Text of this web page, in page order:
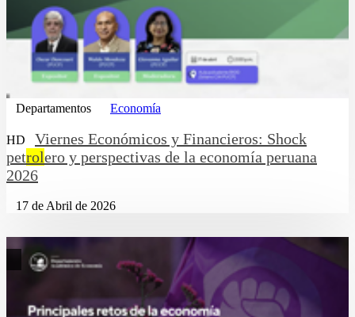
Departamentos Economía
HD
Viernes Económicos y Financieros: Shock
petrolero y perspectivas de la economía peruana
2026
17 de Abril de 2026